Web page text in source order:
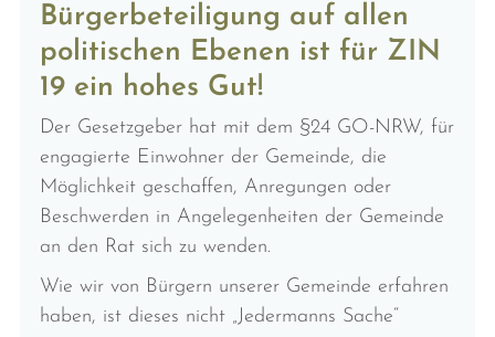
Bürgerbeteiligung auf allen
politischen Ebenen ist für ZIN
19 ein hohes Gut!
Der Gesetzgeber hat mit dem §24 GO-NRW, für
engagierte Einwohner der Gemeinde, die
Möglichkeit geschaffen, Anregungen oder
Beschwerden in Angelegenheiten der Gemeinde
an den Rat sich zu wenden.
Wie wir von Bürgern unserer Gemeinde erfahren
haben, ist dieses nicht „Jedermanns Sache“